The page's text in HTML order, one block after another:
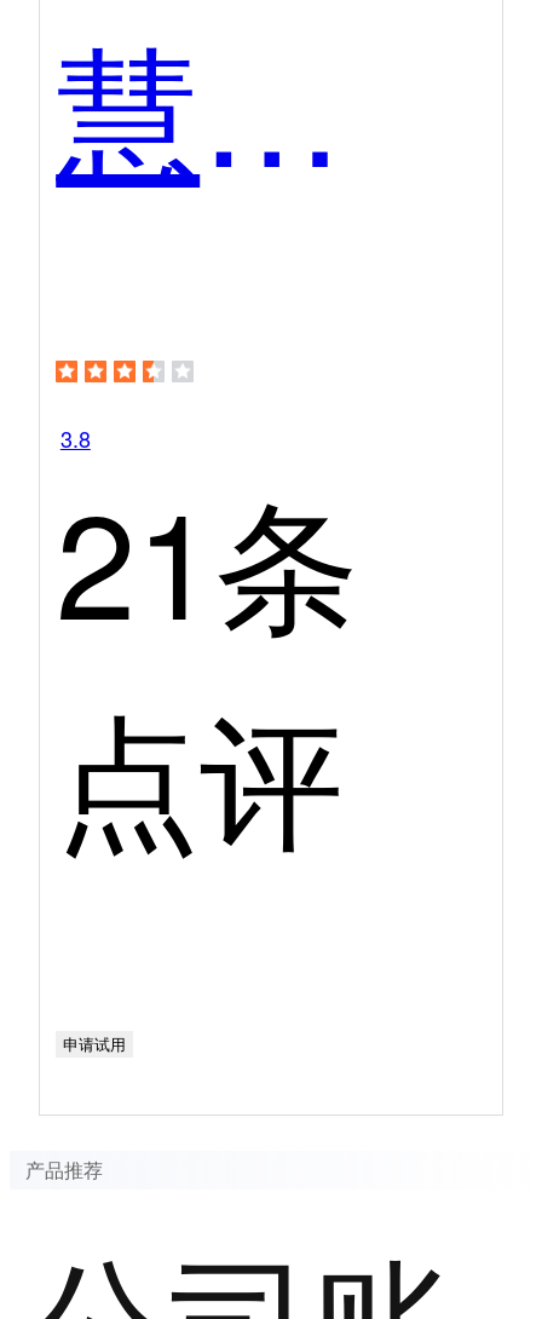
慧算账
3.8
21条
点评
申请试用
产品推荐